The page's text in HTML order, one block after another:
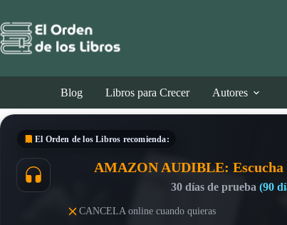
contenido
Blog Libros para Crecer Autores
El Orden de los Libros recomienda:
AMAZON AUDIBLE: Escucha
30 días de prueba (90
CANCELA online cuando quieras